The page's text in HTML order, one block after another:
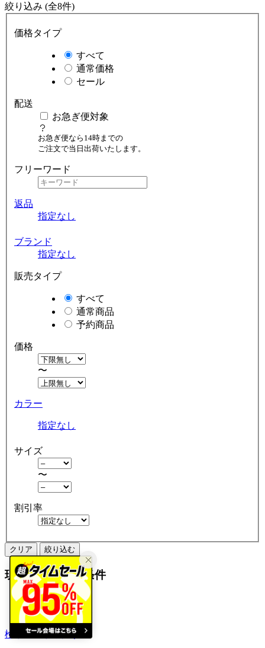
絞り込み (全8件)
価格タイプ
すべて
通常価格
セール
配送
お急ぎ便対象
お急ぎ便なら14時までの
ご注文で当日出荷いたします。
フリーワード
返品
指定なし
ブランド
指定なし
販売タイプ
すべて
通常商品
予約商品
価格
〜
カラー
指定なし
サイズ
〜
割引率
クリア 絞り込む
現在の絞り込み条件
ハンチング
アウトレット
検索履歴から探す